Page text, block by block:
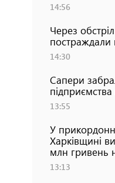
14:56
Через
14:30
Сапери
підприємства
13:55
У
Харківщині
млн гривень
13:13